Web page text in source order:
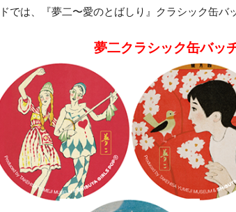
では、『夢二〜愛のとばしり』クラシック缶バ
夢二クラシック缶バッ